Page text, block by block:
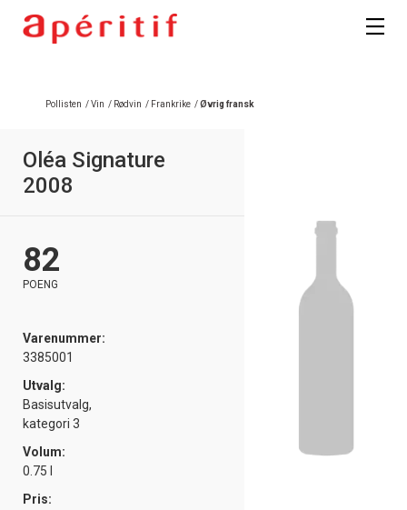
Pollisten /Vin / Rødvin / Frankrike /Øvrig fransk
Oléa Signature
2008
82
POENG
Varenummer:
3385001
Utvalg:
Basisutvalg,
kategori 3
Volum:
0.75 l
Pris: